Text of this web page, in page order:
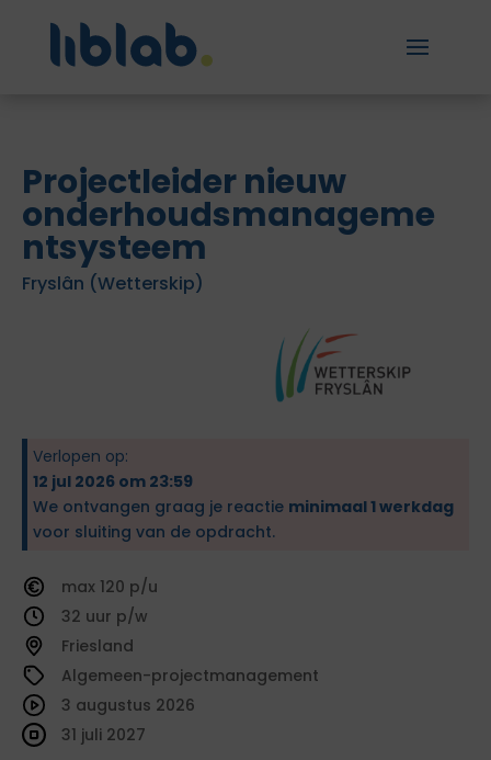
Projectleider nieuw
onderhoudsmanageme
ntsysteem
Fryslân (Wetterskip)
Verlopen op:
12 jul 2026 om 23:59
We ontvangen graag je reactie minimaal 1 werkdag
voor sluiting van de opdracht.
120
32
Friesland
Algemeen-projectmanagement
3 augustus 2026
31 juli 2027